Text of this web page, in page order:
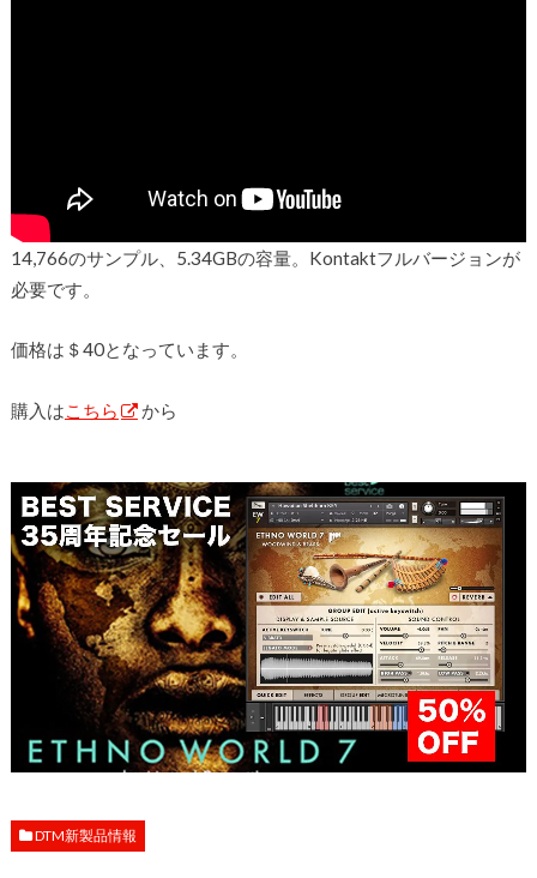
14,766のサンプル、5.34GBの容量。Kontaktフルバージョンが
必要です。
価格は＄40となっています。
購入はこちら から
DTM新製品情報